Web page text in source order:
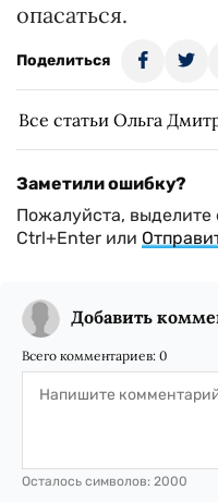
опасаться.
Поделиться
Все статьи Ольга
Заметили ошибку?
Пожалуйста,
Ctrl+Enter или
Добавить
Всего комментариев: 0
Осталось символов: 2000